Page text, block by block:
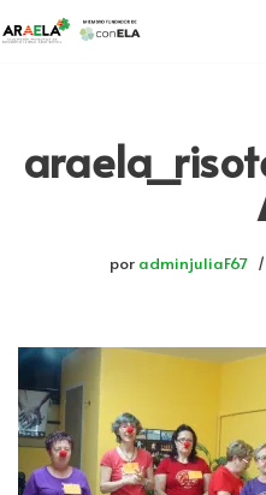
por adminjuliaF67